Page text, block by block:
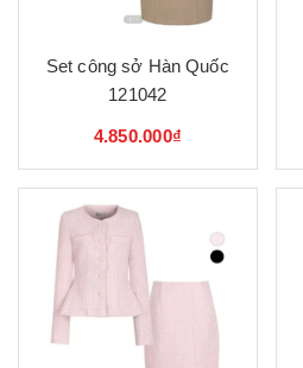
Set công sở Hàn Quốc
121042
4.850.000₫